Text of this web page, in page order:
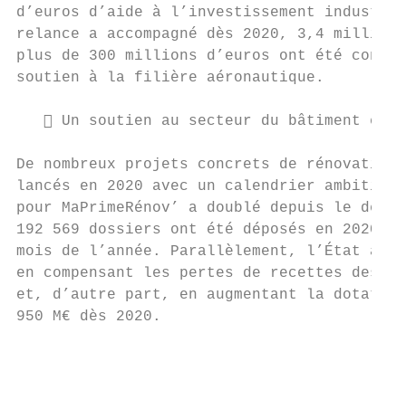
d’euros d’aide à l’investissement
relance a accompagné dès 2020, 3,4
plus de 300 millions d’euros ont été
soutien à la filière aéronautique.
 Un soutien au secteur du bâtiment et
De nombreux projets concrets de
lancés en 2020 avec un calendrier
pour MaPrimeRénov’ a doublé depuis le
192 569 dossiers ont été déposés en
mois de l’année. Parallèlement, l’État a
en compensant les pertes de recettes
et, d’autre part, en augmentant la
950 M€ dès 2020.